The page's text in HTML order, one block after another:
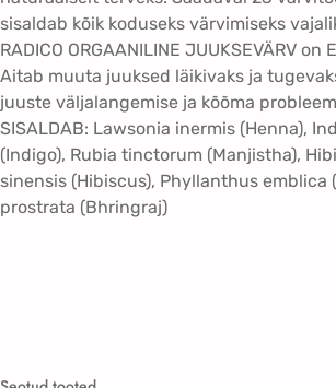
n
d
y
t
a
i
m
n
sisaldab kõik koduseks värvimiseks
RADICO ORGAANILINE JUUKSEVÄRV
Aitab muuta juuksed läikivaks ja
juuste väljalangemise ja kõõma
SISALDAB: Lawsonia inermis (Henna),
(Indigo), Rubia tinctorum (Manjistha),
sinensis (Hibiscus), Phyllanthus emblica
prostrata (Bhringraj)